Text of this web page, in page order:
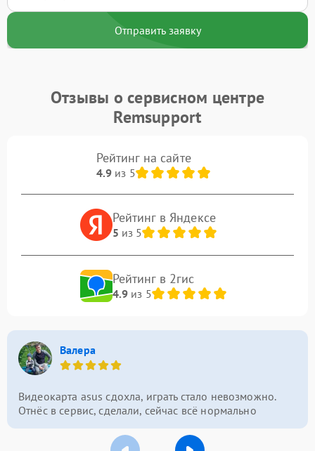
Отправить заявку
Отзывы о сервисном центре
Remsupport
Рейтинг на сайте
4.9из 5
Рейтинг в Яндексе
5 из 5
Рейтинг в 2гис
4.9из 5
Валера
Видеокарта asus сдохла, играть стало невозможно.
Отнёс в сервис, сделали, сейчас всё нормально